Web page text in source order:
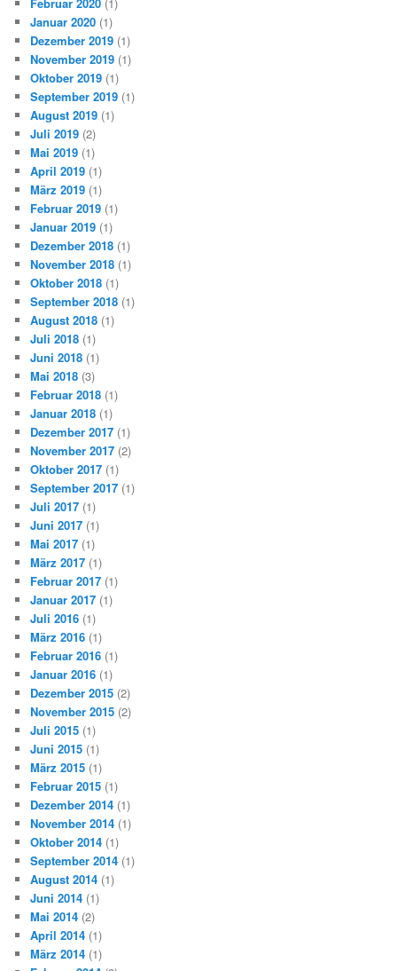
Januar 2020 (1)
Dezember 2019 (1)
November 2019 (1)
Oktober 2019 (1)
September 2019 (1)
August 2019 (1)
Juli 2019 (2)
Mai 2019 (1)
April 2019 (1)
März 2019 (1)
Februar 2019 (1)
Januar 2019 (1)
Dezember 2018 (1)
November 2018 (1)
Oktober 2018 (1)
September 2018 (1)
August 2018 (1)
Juli 2018 (1)
Juni 2018 (1)
Mai 2018 (3)
Februar 2018 (1)
Januar 2018 (1)
Dezember 2017 (1)
November 2017 (2)
Oktober 2017 (1)
September 2017 (1)
Juli 2017 (1)
Juni 2017 (1)
Mai 2017 (1)
März 2017 (1)
Februar 2017 (1)
Januar 2017 (1)
Juli 2016 (1)
März 2016 (1)
Februar 2016 (1)
Januar 2016 (1)
Dezember 2015 (2)
November 2015 (2)
Juli 2015 (1)
Juni 2015 (1)
März 2015 (1)
Februar 2015 (1)
Dezember 2014 (1)
November 2014 (1)
Oktober 2014 (1)
September 2014 (1)
August 2014 (1)
Juni 2014 (1)
Mai 2014 (2)
April 2014 (1)
März 2014 (1)